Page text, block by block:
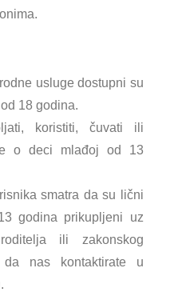
usluge dostupni su
18 godina.
koristiti, čuvati ili
o deci mlađoj od 13
smatra da su lični
godina prikupljeni uz
ili zakonskog
nas kontaktirate u